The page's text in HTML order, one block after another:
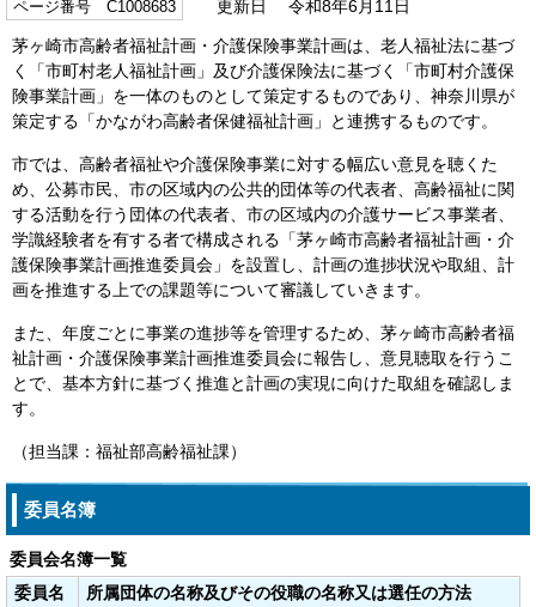
ページ番号 C1008683 更新日 令和8年6月11日
茅ヶ崎市高齢者福祉計画・介護保険事業計画は、老人福祉法に基づ
く「市町村老人福祉計画」及び介護保険法に基づく「市町村介護保
険事業計画」を一体のものとして策定するものであり、神奈川県が
策定する「かながわ高齢者保健福祉計画」と連携するものです。
市では、高齢者福祉や介護保険事業に対する幅広い意見を聴くた
め、公募市民、市の区域内の公共的団体等の代表者、高齢福祉に関
する活動を行う団体の代表者、市の区域内の介護サービス事業者、
学識経験者を有する者で構成される「茅ヶ崎市高齢者福祉計画・介
護保険事業計画推進委員会」を設置し、計画の進捗状況や取組、計
画を推進する上での課題等について審議していきます。
また、年度ごとに事業の進捗等を管理するため、茅ヶ崎市高齢者福
祉計画・介護保険事業計画推進委員会に報告し、意見聴取を行うこ
とで、基本方針に基づく推進と計画の実現に向けた取組を確認しま
す。
（担当課：福祉部高齢福祉課）
委員名簿
委員会名簿一覧
委員名
所属団体の名称及びその役職の名称又は選任の方法